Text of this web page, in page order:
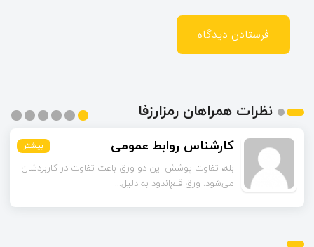
نظرات همراهان رمزارزفا
بیشتر اسماعیل زاده بیشتر
تا قبل از خوندن این مقاله فکر می‌کردم ورق قلع‌اندود
همون ورق گالوانیزه است. تفاو...
بیشتر
بیشتر
بیشتر
بیشتر